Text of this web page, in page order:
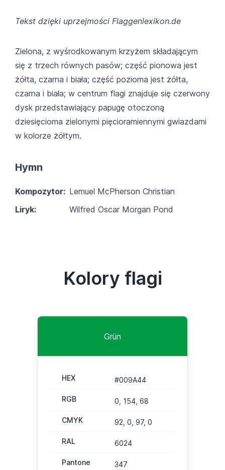
Tekst dzięki uprzejmości Flaggenlexikon.de
Zielona, z wyśrodkowanym krzyżem składającym
się z trzech równych pasów; część pionowa jest
żółta, czarna i biała; część pozioma jest żółta,
czarna i biała; w centrum flagi znajduje się czerwony
dysk przedstawiający papugę otoczoną
dziesięcioma zielonymi pięcioramiennymi gwiazdami
w kolorze żółtym.
Hymn
Kompozytor: Lemuel McPherson Christian
Liryk:
Wilfred Oscar Morgan Pond
Kolory flagi
Grün
HEX #009A44
RGB 0, 154, 68
CMYK 92, 0, 97, 0
RAL 6024
Pantone 347